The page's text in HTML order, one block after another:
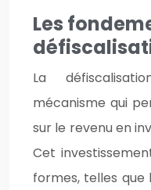
Les
La
mécanisme qui
sur le revenu en
Cet
formes, telles que